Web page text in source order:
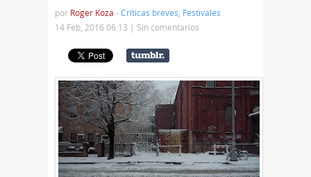
por Roger Koza -Críticas breves, Festivales
14 Feb, 2016 06:13 | Sin comentarios